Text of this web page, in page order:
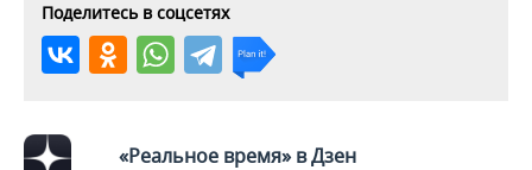
Поделитесь в соцсетях
«Реальное время» в Дзен